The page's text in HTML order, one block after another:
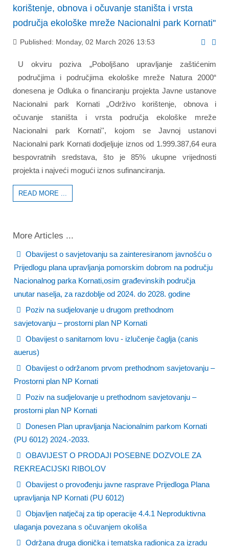
korištenje, obnova i očuvanje staništa i vrsta
područja ekološke mreže Nacionalni park Kornati''
Published: Monday, 02 March 2026 13:53
U okviru poziva „Poboljšano upravljanje zaštićenim
područjima i područjima ekološke mreže Natura 2000“
donesena je Odluka o financiranju projekta Javne ustanove
Nacionalni park Kornati „Održivo korištenje, obnova i
očuvanje staništa i vrsta područja ekološke mreže
Nacionalni park Kornati'', kojom se Javnoj ustanovi
Nacionalni park Kornati dodjeljuje iznos od 1.999.387,64 eura
bespovratnih sredstava, što je 85% ukupne vrijednosti
projekta i najveći mogući iznos sufinanciranja.
READ MORE ...
More Articles ...
Obavijest o savjetovanju sa zainteresiranom javnošću o
Prijedlogu plana upravljanja pomorskim dobrom na području
Nacionalnog parka Kornati,osim građevinskih područja
unutar naselja, za razdoblje od 2024. do 2028. godine
Poziv na sudjelovanje u drugom prethodnom
savjetovanju – prostorni plan NP Kornati
Obavijest o sanitarnom lovu - izlučenje čaglja (canis
auerus)
Obavijest o održanom prvom prethodnom savjetovanju –
Prostorni plan NP Kornati
Poziv na sudjelovanje u prethodnom savjetovanju –
prostorni plan NP Kornati
Donesen Plan upravljanja Nacionalnim parkom Kornati
(PU 6012) 2024.-2033.
OBAVIJEST O PRODAJI POSEBNE DOZVOLE ZA
REKREACIJSKI RIBOLOV
Obavijest o provođenju javne rasprave Prijedloga Plana
upravljanja NP Kornati (PU 6012)
Objavljen natječaj za tip operacije 4.4.1 Neproduktivna
ulaganja povezana s očuvanjem okoliša
Održana druga dionička i tematska radionica za izradu